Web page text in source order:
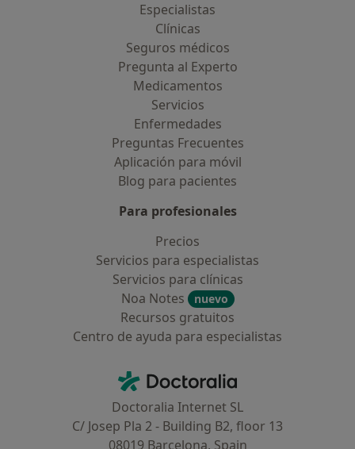
Especialistas
Clínicas
Seguros médicos
Pregunta al Experto
Medicamentos
Servicios
Enfermedades
Preguntas Frecuentes
Aplicación para móvil
Blog para pacientes
Para profesionales
Precios
Servicios para especialistas
Servicios para clínicas
Noa Notes
nuevo
Recursos gratuitos
Centro de ayuda para especialistas
Doctoralia - Página de inicio
Doctoralia Internet SL
C/ Josep Pla 2 - Building B2, floor 13
08019 Barcelona, Spain